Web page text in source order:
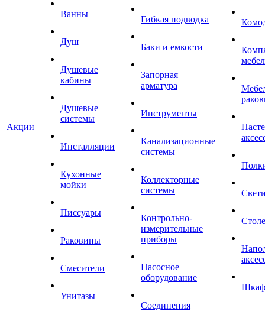
Акции
Ванны
Душ
Душевые
кабины
Душевые
системы
Инсталляции
Кухонные
мойки
Писсуары
Раковины
Смесители
Унитазы
Гибкая подводка
Баки и емкости
Запорная
арматура
Инструменты
Канализационные
системы
Коллекторные
системы
Контрольно-
измерительные
приборы
Насосное
оборудование
Соединения